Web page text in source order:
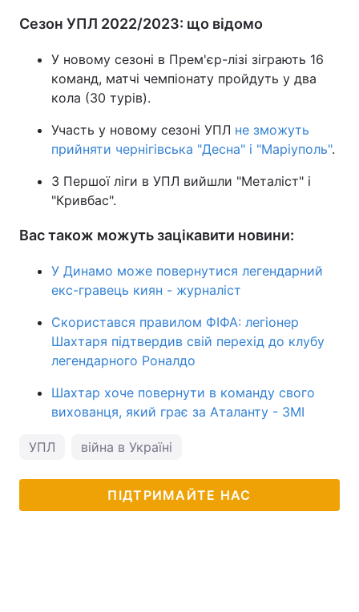
Сезон УПЛ 2022/2023: що відомо
У новому сезоні в Прем'єр-лізі зіграють 16
команд, матчі чемпіонату пройдуть у два
кола (30 турів).
Участь у новому сезоні УПЛ не зможуть
прийняти чернігівська "Десна" і "Маріуполь".
З Першої ліги в УПЛ вийшли "Металіст" і
"Кривбас".
Вас також можуть зацікавити новини:
У Динамо може повернутися легендарний
екс-гравець киян - журналіст
Скористався правилом ФІФА: легіонер
Шахтаря підтвердив свій перехід до клубу
легендарного Роналдо
Шахтар хоче повернути в команду свого
вихованця, який грає за Аталанту - ЗМІ
УПЛ війна в Україні
ПІДТРИМАЙТЕ НАС